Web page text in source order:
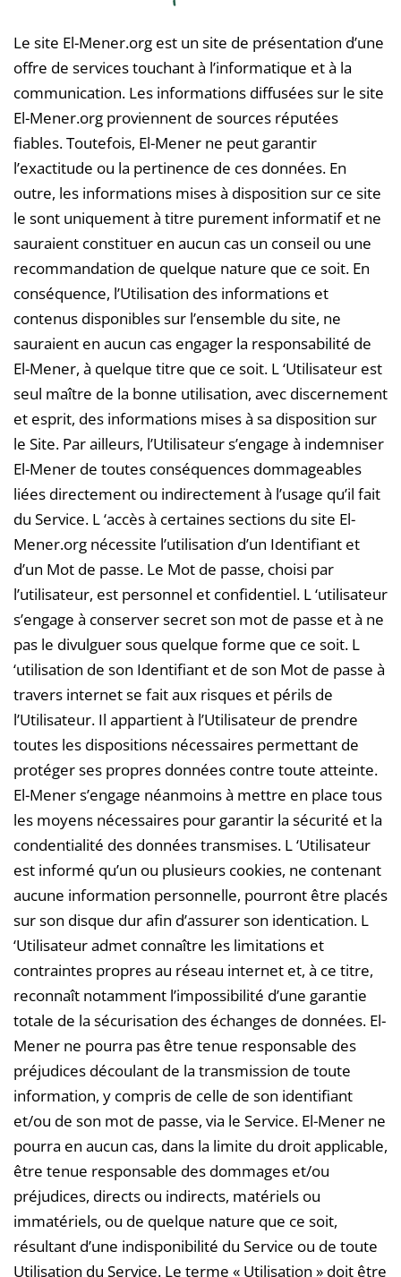
Le site El-Mener.org est un site de présentation d’une
offre de services touchant à l’informatique et à la
communication. Les informations diffusées sur le site
El-Mener.org proviennent de sources réputées
fiables. Toutefois, El-Mener ne peut garantir
l’exactitude ou la pertinence de ces données. En
outre, les informations mises à disposition sur ce site
le sont uniquement à titre purement informatif et ne
sauraient constituer en aucun cas un conseil ou une
recommandation de quelque nature que ce soit. En
conséquence, l’Utilisation des informations et
contenus disponibles sur l’ensemble du site, ne
sauraient en aucun cas engager la responsabilité de
El-Mener, à quelque titre que ce soit. L ‘Utilisateur est
seul maître de la bonne utilisation, avec discernement
et esprit, des informations mises à sa disposition sur
le Site. Par ailleurs, l’Utilisateur s’engage à indemniser
El-Mener de toutes conséquences dommageables
liées directement ou indirectement à l’usage qu’il fait
du Service. L ‘accès à certaines sections du site El-
Mener.org nécessite l’utilisation d’un Identifiant et
d’un Mot de passe. Le Mot de passe, choisi par
l’utilisateur, est personnel et confidentiel. L ‘utilisateur
s’engage à conserver secret son mot de passe et à ne
pas le divulguer sous quelque forme que ce soit. L
‘utilisation de son Identifiant et de son Mot de passe à
travers internet se fait aux risques et périls de
l’Utilisateur. Il appartient à l’Utilisateur de prendre
toutes les dispositions nécessaires permettant de
protéger ses propres données contre toute atteinte.
El-Mener s’engage néanmoins à mettre en place tous
les moyens nécessaires pour garantir la sécurité et la
condentialité des données transmises. L ‘Utilisateur
est informé qu’un ou plusieurs cookies, ne contenant
aucune information personnelle, pourront être placés
sur son disque dur afin d’assurer son identication. L
‘Utilisateur admet connaître les limitations et
contraintes propres au réseau internet et, à ce titre,
reconnaît notamment l’impossibilité d’une garantie
totale de la sécurisation des échanges de données. El-
Mener ne pourra pas être tenue responsable des
préjudices découlant de la transmission de toute
information, y compris de celle de son identifiant
et/ou de son mot de passe, via le Service. El-Mener ne
pourra en aucun cas, dans la limite du droit applicable,
être tenue responsable des dommages et/ou
préjudices, directs ou indirects, matériels ou
immatériels, ou de quelque nature que ce soit,
résultant d’une indisponibilité du Service ou de toute
Utilisation du Service. Le terme « Utilisation » doit être